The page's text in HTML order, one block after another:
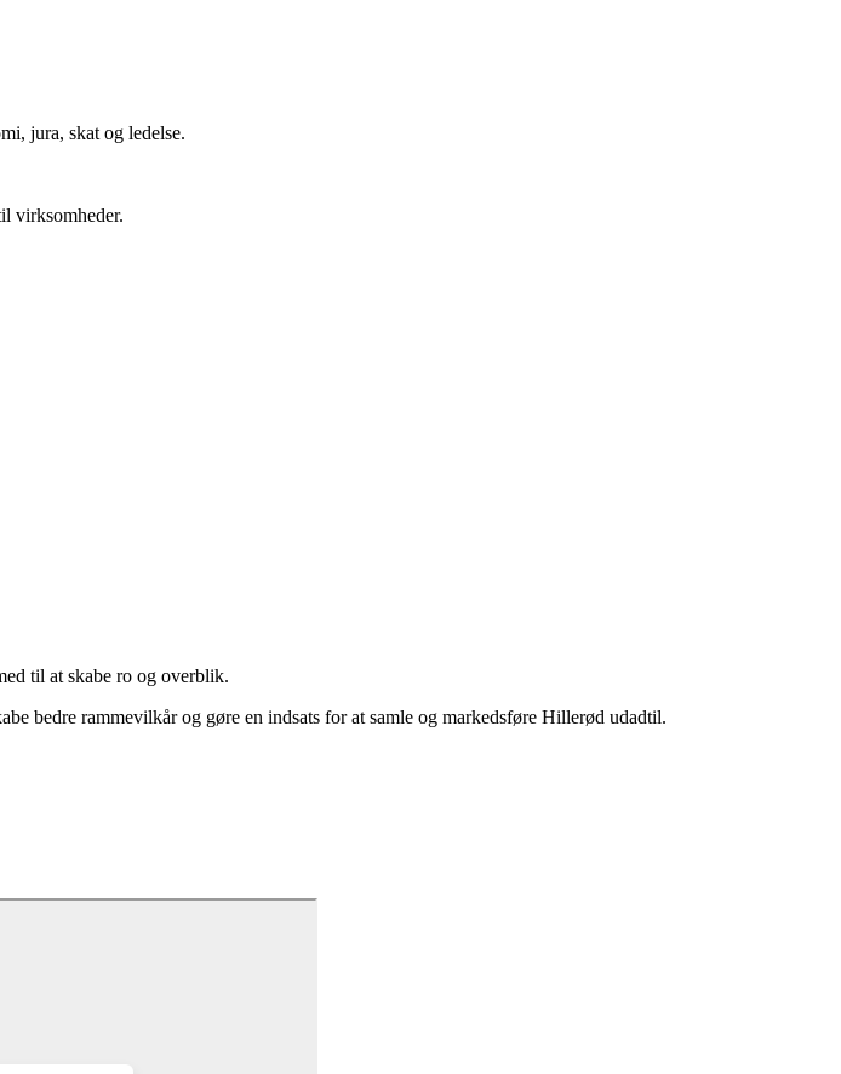
jura, skat og ledelse.
virksomheder.
til at skabe ro og overblik.
bedre rammevilkår og gøre en indsats for at samle og markedsføre Hillerød udadtil.